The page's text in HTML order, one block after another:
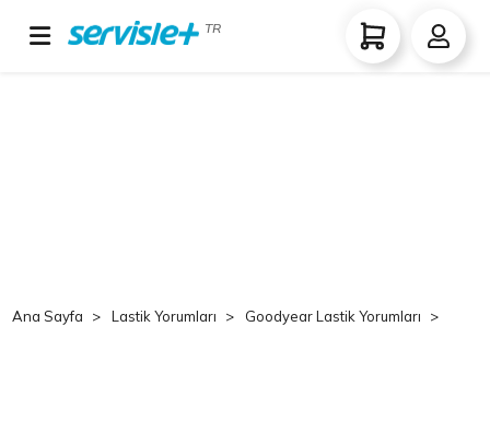
TR
Ana Sayfa Lastik Yorumları Goodyear Lastik Yorumları